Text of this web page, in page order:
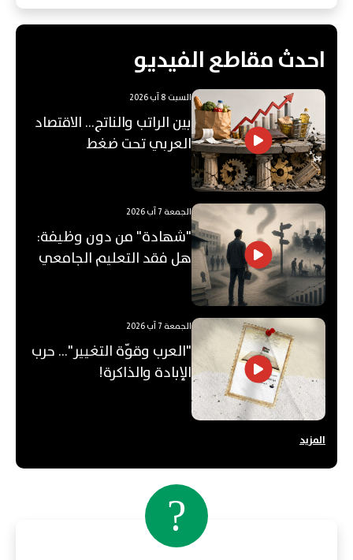
احدث مقاطع الفيديو
السبت 8 آب 2026
بين الراتب والناتج… الاقتصاد
العربي تحت ضغط
الجمعة 7 آب 2026
"شهادة" من دون وظيفة:
هل فقد التعليم الجامعي
الجمعة 7 آب 2026
"العرب وقوّة التغيير"... حرب
الإبادة والذاكرة!
المزيد
?